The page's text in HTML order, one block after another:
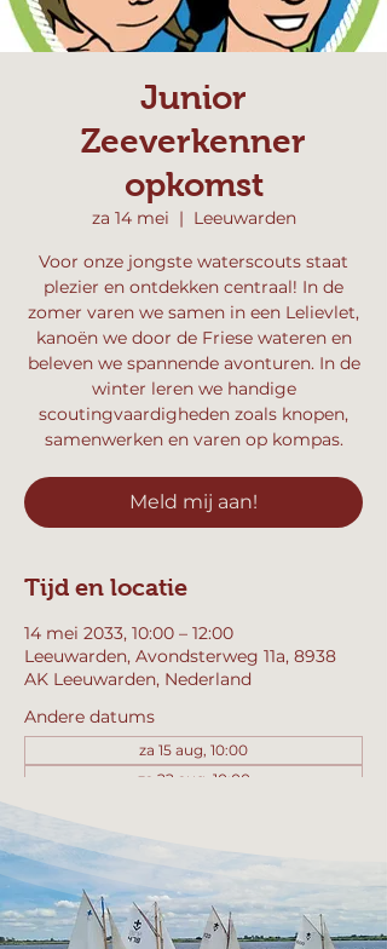
Junior
Zeeverkenner
opkomst
za 14 mei
  |
Leeuwarden
Voor onze jongste waterscouts staat
plezier en ontdekken centraal! In de
zomer varen we samen in een Lelievlet,
kanoën we door de Friese wateren en
beleven we spannende avonturen. In de
winter leren we handige
scoutingvaardigheden zoals knopen,
samenwerken en varen op kompas.
Meld mij aan!
Tijd en locatie
14 mei 2033, 10:00 – 12:00
Leeuwarden, Avondsterweg 11a, 8938
AK Leeuwarden, Nederland
Andere datums
za 15 aug, 10:00
za 22 aug, 10:00
Bekijk alle 357 datums
Meld mij aan!